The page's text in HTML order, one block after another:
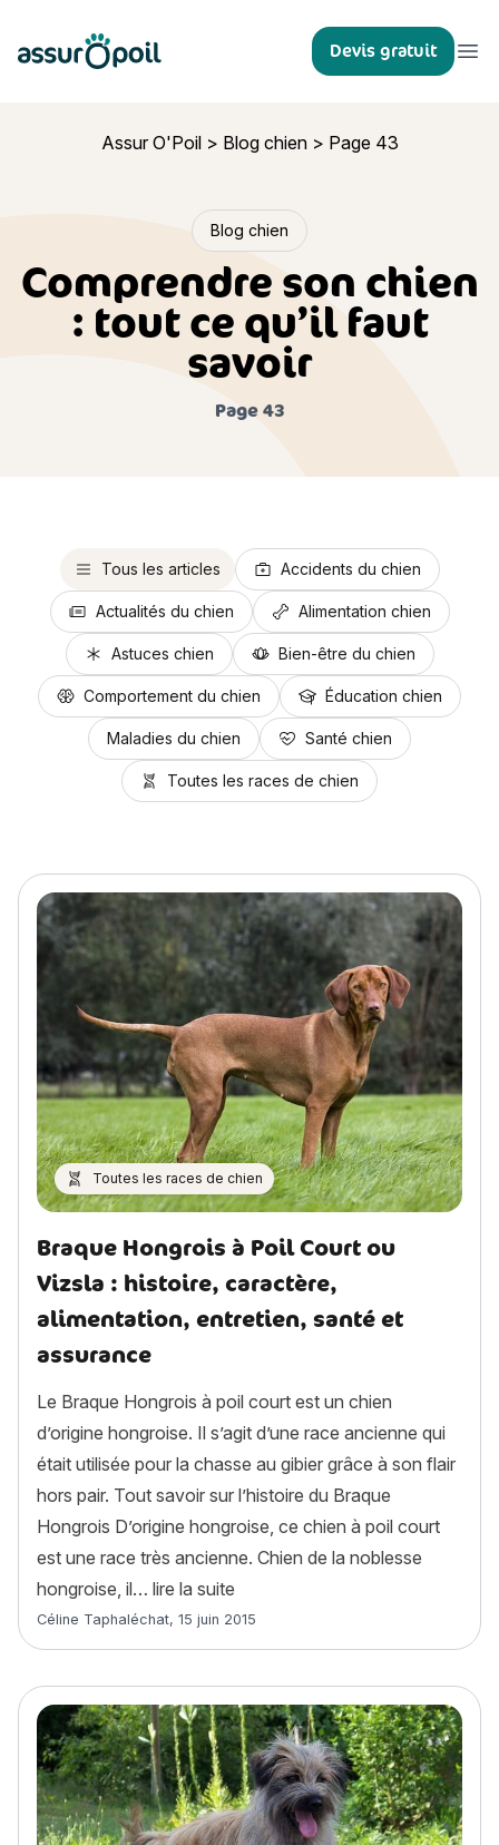
Assur O'Poil Devis gratuit
Assur O'Poil> Blog chien> Page 43
Blog chien
Comprendre son chien
: tout ce qu’il faut
savoir
Page 43
Tous les articles Accidents du chien
Actualités du chien Alimentation chien
Astuces chien Bien-être du chien
Comportement du chien Éducation chien
Maladies du chien Santé chien
Toutes les races de chien
Toutes les races de chien
Braque Hongrois à Poil Court ou
Vizsla : histoire, caractère,
alimentation, entretien, santé et
assurance
Le Braque Hongrois à poil court est un chien
d’origine hongroise. Il s’agit d’une race ancienne qui
était utilisée pour la chasse au gibier grâce à son flair
hors pair. Tout savoir sur l’histoire du Braque
Hongrois D’origine hongroise, ce chien à poil court
est une race très ancienne. Chien de la noblesse
hongroise, il… lire la suite
Article rédigé par
Céline Taphaléchat, 15 juin 2015